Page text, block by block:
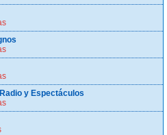
y Espectáculos